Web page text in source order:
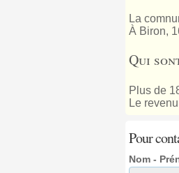
La
À Biron,
Qui
Plus de
Le
Pour
Nom -